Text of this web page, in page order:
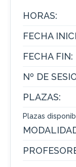
HORAS:
FECHA
FECHA FIN:
Nº DE
PLAZAS:
Plazas